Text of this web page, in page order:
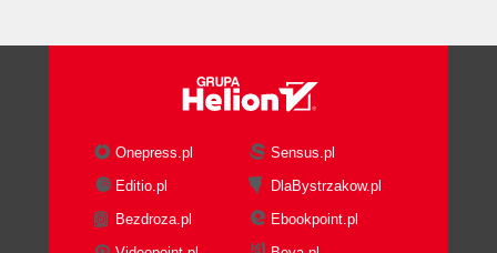
Onepress.pl
Sensus.pl
Editio.pl
DlaBystrzakow.pl
Bezdroza.pl
Ebookpoint.pl